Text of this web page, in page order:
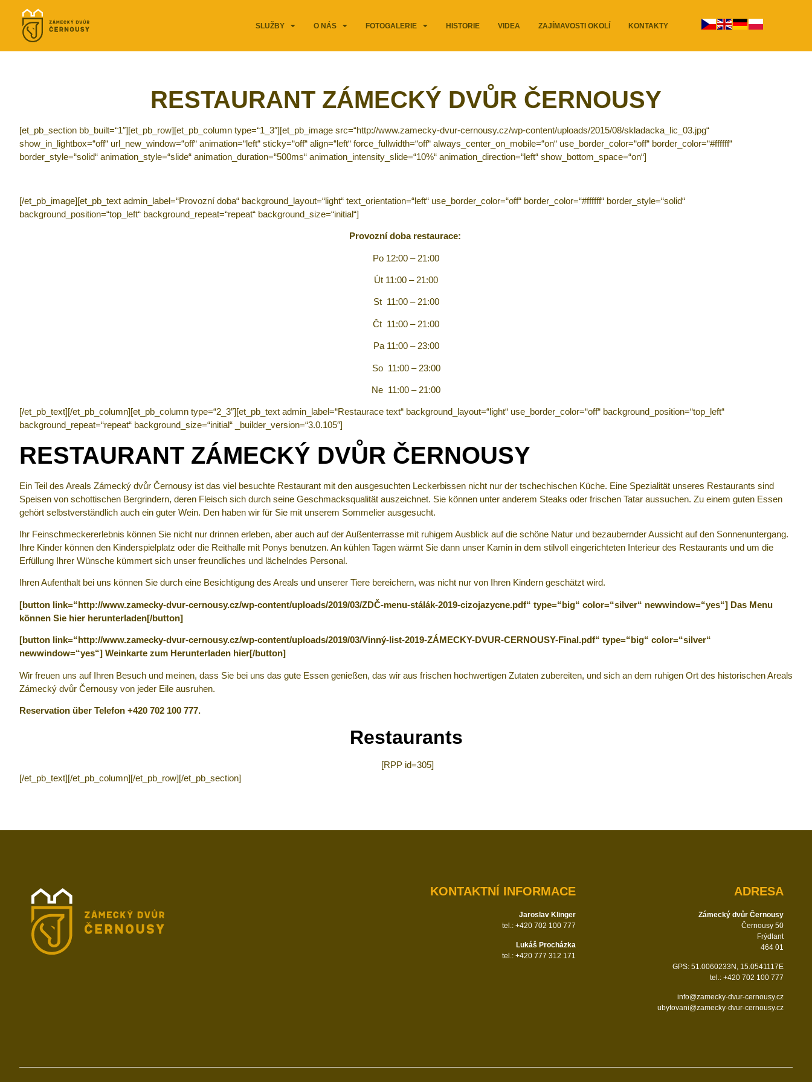
SLUŽBY O NÁS FOTOGALERIE HISTORIE VIDEA ZAJÍMAVOSTI OKOLÍ KONTAKTY
RESTAURANT ZÁMECKÝ DVŮR ČERNOUSY
[et_pb_section bb_built=“1″][et_pb_row][et_pb_column type=“1_3″][et_pb_image src=“http://www.zamecky-dvur-cernousy.cz/wp-content/uploads/2015/08/skladacka_lic_03.jpg“
show_in_lightbox=“off“ url_new_window=“off“ animation=“left“ sticky=“off“ align=“left“ force_fullwidth=“off“ always_center_on_mobile=“on“ use_border_color=“off“ border_color=“#ffffff“
border_style=“solid“ animation_style=“slide“ animation_duration=“500ms“ animation_intensity_slide=“10%“ animation_direction=“left“ show_bottom_space=“on“]
[/et_pb_image][et_pb_text admin_label=“Provozní doba“ background_layout=“light“ text_orientation=“left“ use_border_color=“off“ border_color=“#ffffff“ border_style=“solid“
background_position=“top_left“ background_repeat=“repeat“ background_size=“initial“]
Provozní doba restaurace:
Po 12:00 – 21:00
Út 11:00 – 21:00
St 11:00 – 21:00
Čt 11:00 – 21:00
Pa 11:00 – 23:00
So 11:00 – 23:00
Ne 11:00 – 21:00
[/et_pb_text][/et_pb_column][et_pb_column type=“2_3″][et_pb_text admin_label=“Restaurace text“ background_layout=“light“ use_border_color=“off“ background_position=“top_left“
background_repeat=“repeat“ background_size=“initial“ _builder_version=“3.0.105″]
RESTAURANT ZÁMECKÝ DVŮR ČERNOUSY
Ein Teil des Areals Zámecký dvůr Černousy ist das viel besuchte Restaurant mit den ausgesuchten Leckerbissen nicht nur der tschechischen Küche. Eine Spezialität unseres Restaurants sind
Speisen von schottischen Bergrindern, deren Fleisch sich durch seine Geschmacksqualität auszeichnet. Sie können unter anderem Steaks oder frischen Tatar aussuchen. Zu einem guten Essen
gehört selbstverständlich auch ein guter Wein. Den haben wir für Sie mit unserem Sommelier ausgesucht.
Ihr Feinschmeckererlebnis können Sie nicht nur drinnen erleben, aber auch auf der Außenterrasse mit ruhigem Ausblick auf die schöne Natur und bezaubernder Aussicht auf den Sonnenuntergang.
Ihre Kinder können den Kinderspielplatz oder die Reithalle mit Ponys benutzen. An kühlen Tagen wärmt Sie dann unser Kamin in dem stilvoll eingerichteten Interieur des Restaurants und um die
Erfüllung Ihrer Wünsche kümmert sich unser freundliches und lächelndes Personal.
Ihren Aufenthalt bei uns können Sie durch eine Besichtigung des Areals und unserer Tiere bereichern, was nicht nur von Ihren Kindern geschätzt wird.
[button link=“http://www.zamecky-dvur-cernousy.cz/wp-content/uploads/2019/03/ZDČ-menu-stálák-2019-cizojazycne.pdf“ type=“big“ color=“silver“ newwindow=“yes“] Das Menu
können Sie hier herunterladen[/button]
[button link=“http://www.zamecky-dvur-cernousy.cz/wp-content/uploads/2019/03/Vinný-list-2019-ZÁMECKY-DVUR-CERNOUSY-Final.pdf“ type=“big“ color=“silver“
newwindow=“yes“] Weinkarte zum Herunterladen hier[/button]
Wir freuen uns auf Ihren Besuch und meinen, dass Sie bei uns das gute Essen genießen, das wir aus frischen hochwertigen Zutaten zubereiten, und sich an dem ruhigen Ort des historischen Areals
Zámecký dvůr Černousy von jeder Eile ausruhen.
Reservation über Telefon +420 702 100 777.
Restaurants
[RPP id=305]
[/et_pb_text][/et_pb_column][/et_pb_row][/et_pb_section]
KONTAKTNÍ INFORMACE
Jaroslav Klinger
tel.: +420 702 100 777
Lukáš Procházka
tel.: +420 777 312 171
ADRESA
Zámecký dvůr Černousy
Černousy 50
Frýdlant
464 01
GPS: 51.0060233N, 15.0541117E
tel.: +420 702 100 777
info@zamecky-dvur-cernousy.cz
ubytovani@zamecky-dvur-cernousy.cz